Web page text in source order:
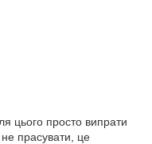
цього просто випрати
прасувати, це